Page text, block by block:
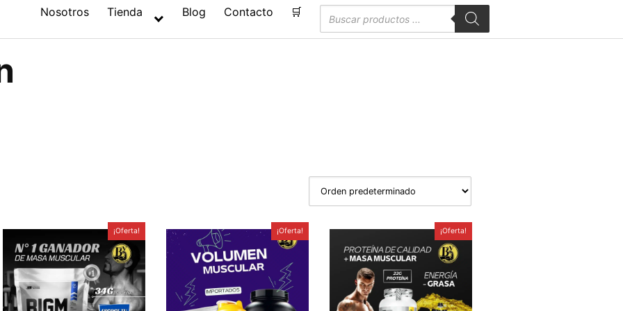
Nosotros Tienda Blog Contacto 🛒
de
productos
¡Oferta! ¡Oferta! ¡Oferta!